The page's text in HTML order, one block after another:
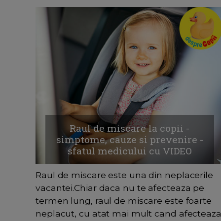
Raul de miscare la copii -
simptome, cauze si prevenire -
sfatul medicului cu VIDEO
Raul de miscare este una din neplacerile
vacantei.Chiar daca nu te afecteaza pe
termen lung, raul de miscare este foarte
neplacut, cu atat mai mult cand afecteaza